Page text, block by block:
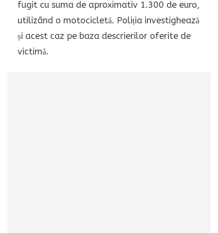
fugit cu suma de aproximativ 1.300 de euro,
utilizând o motocicletă. Poliția investighează
și acest caz pe baza descrierilor oferite de
victimă.